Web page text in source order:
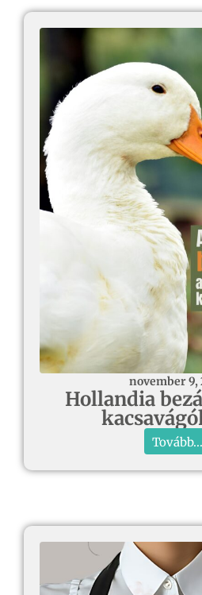
november 9,
Hollandia
Tovább...